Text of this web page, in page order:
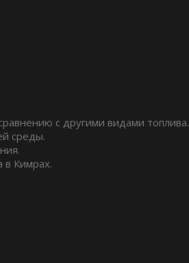
с другими видами топлива.
среды.
в Кимрах.